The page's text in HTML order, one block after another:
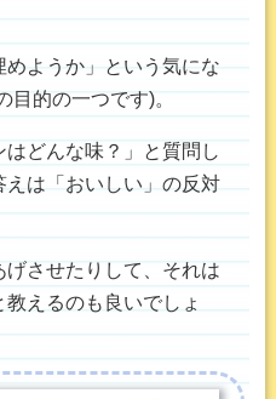
めようか」という気にな
目的の一つです)。
どんな味？」と質問し
えは「おいしい」の反対
させたりして、それは
教えるのも良いでしょ